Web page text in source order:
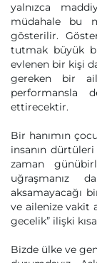
yalnızca
müdahale bu
gösterilir.
tutmak büyük
evlenen bir kişi
gereken bir
performansla
ettirecektir.
Bir hanımın
insanın
zaman
uğraşmanız
aksamayacağı
ve ailenize vakit
gecelik” ilişki
Bizde ülke ve